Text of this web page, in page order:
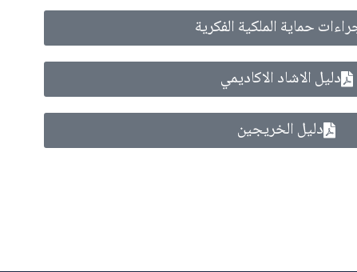
حماية الملكية الفكرية
دليل الاشاد الاكاديمي
دليل الخريجين